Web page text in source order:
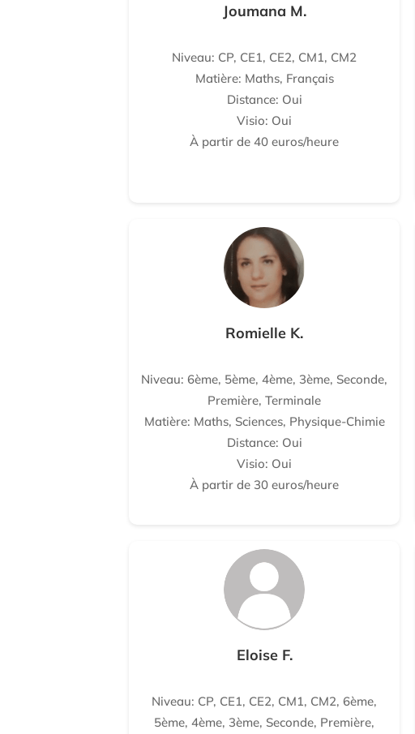
Joumana M.
Niveau: CP, CE1, CE2, CM1, CM2
Matière: Maths, Français
Distance: Oui
Visio: Oui
À partir de 40 euros/heure
Romielle K.
Niveau: 6ème, 5ème, 4ème, 3ème, Seconde,
Première, Terminale
Matière: Maths, Sciences, Physique-Chimie
Distance: Oui
Visio: Oui
À partir de 30 euros/heure
Eloise F.
Niveau: CP, CE1, CE2, CM1, CM2, 6ème,
5ème, 4ème, 3ème, Seconde, Première,